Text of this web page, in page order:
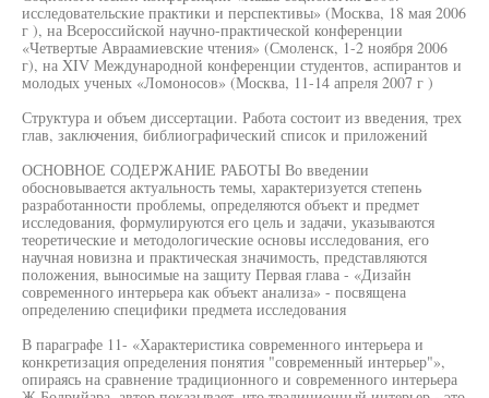
исследовательские практики и перспективы» (Москва, 18 мая 2006
г ), на Всероссийской научно-практической конференции
«Четвертые Авраамиевские чтения» (Смоленск, 1-2 ноября 2006
г), на XIV Международной конференции студентов, аспирантов и
молодых ученых «Ломоносов» (Москва, 11-14 апреля 2007 г )
Структура и объем диссертации. Работа состоит из введения, трех
глав, заключения, библиографический список и приложений
ОСНОВНОЕ СОДЕРЖАНИЕ РАБОТЫ Во введении
обосновывается актуальность темы, характеризуется степень
разработанности проблемы, определяются объект и предмет
исследования, формулируются его цель и задачи, указываются
теоретические и методологические основы исследования, его
научная новизна и практическая значимость, представляются
положения, выносимые на защиту Первая глава - «Дизайн
современного интерьера как объект анализа» - посвящена
определению специфики предмета исследования
В параграфе 11- «Характеристика современного интерьера и
конкретизация определения понятия "современный интерьер"»,
опираясь на сравнение традиционного и современного интерьера